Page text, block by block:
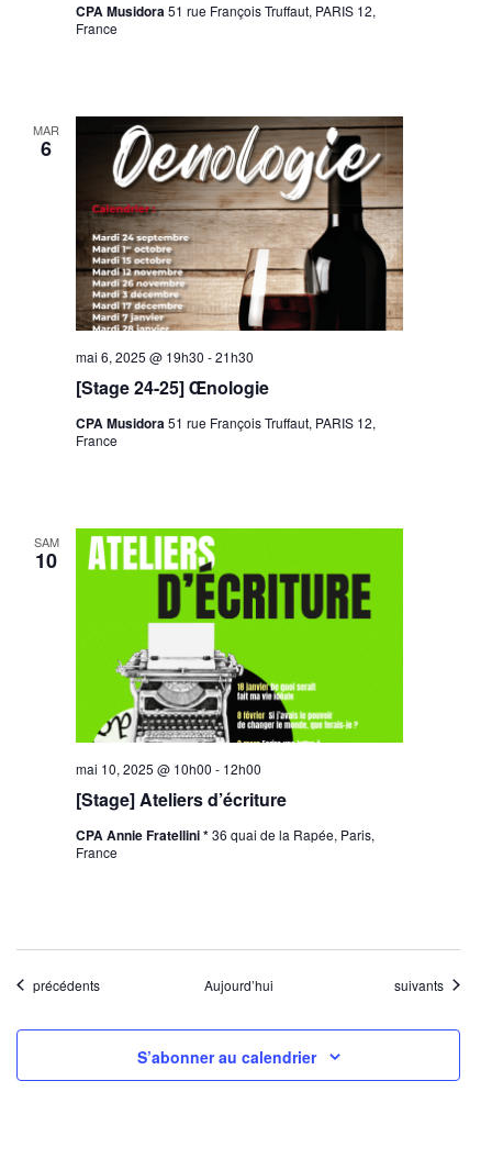
CPA Musidora51 rue François Truffaut, PARIS 12,
France
MAR
6
[Stage 24-25] Œnologie
mai 6, 2025 @ 19h30 -21h30
CPA Musidora51 rue François Truffaut, PARIS 12,
France
SAM
10
[Stage] Ateliers d’écriture
mai 10, 2025 @ 10h00 - 12h00
CPA Annie Fratellini *36 quai de la Rapée, Paris,
France
Évènements
précédents Aujourd’hui Évènements
suivants
S’abonner au calendrier